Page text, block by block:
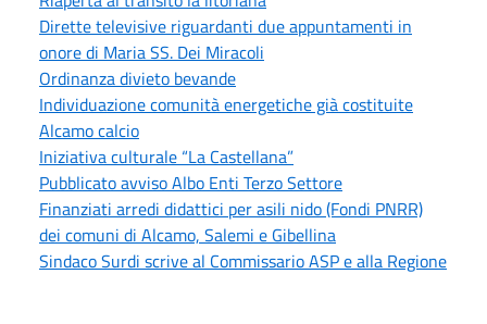
Dirette televisive riguardanti due appuntamenti in
onore di Maria SS. Dei Miracoli
Ordinanza divieto bevande
Individuazione comunità energetiche già costituite
Alcamo calcio
Iniziativa culturale “La Castellana”
Pubblicato avviso Albo Enti Terzo Settore
Finanziati arredi didattici per asili nido (Fondi PNRR)
dei comuni di Alcamo, Salemi e Gibellina
Sindaco Surdi scrive al Commissario ASP e alla Regione